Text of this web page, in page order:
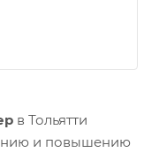
в Тольятти
и повышению